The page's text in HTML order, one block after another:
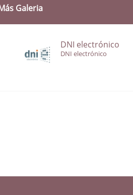
Galeria
DNI electrónico
DNI electrónico